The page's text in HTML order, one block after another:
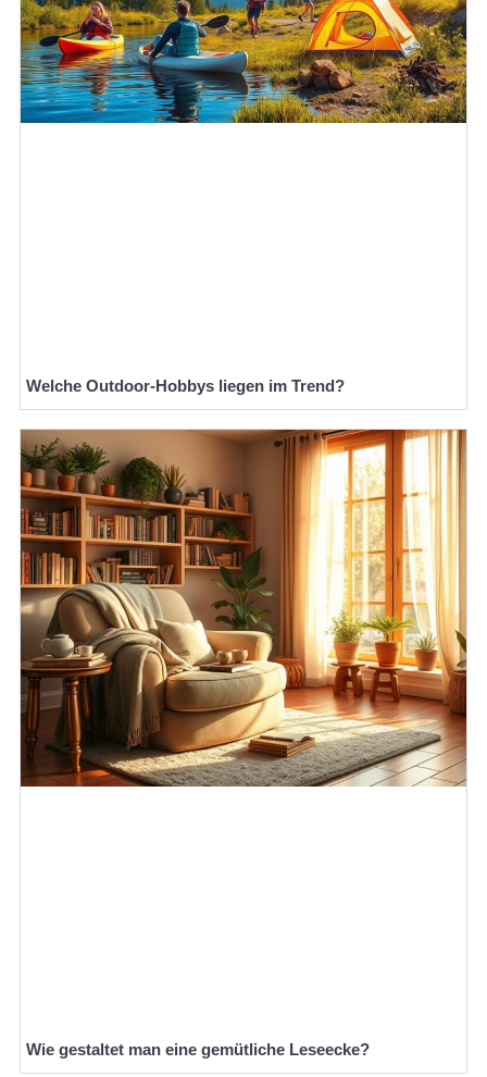
Welche Outdoor-Hobbys liegen im Trend?
Wie gestaltet man eine gemütliche Leseecke?